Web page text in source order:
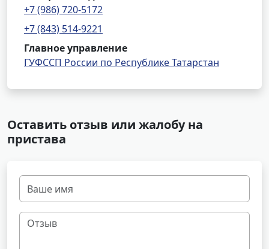
+7 (986) 720-5172
+7 (843) 514-9221
Главное управление
ГУФССП России по Республике Татарстан
Оставить отзыв или жалобу на
пристава